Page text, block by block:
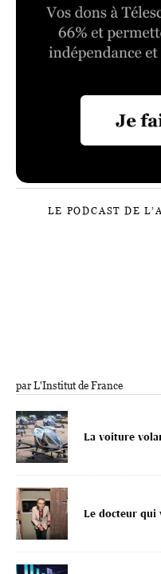
LE PODCAST DE
par L'Institut de France
La voiture
Le docteur qui